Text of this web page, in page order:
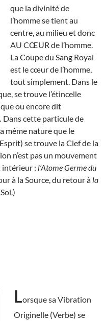
que la divinité de
l’homme se tient au
centre, au milieu et donc
AU CŒUR de l’homme.
La Coupe du Sang Royal
est le cœur de l’homme,
tout simplement. Dans le
se trouve l’étincelle
ou encore dit
Dans cette particule de
même nature que le
se trouve la Clef de la
n’est pas un mouvement
intérieur : l’Atome Germe du
à la Source, du retour à la
Lorsque sa Vibration
Originelle (Verbe) se